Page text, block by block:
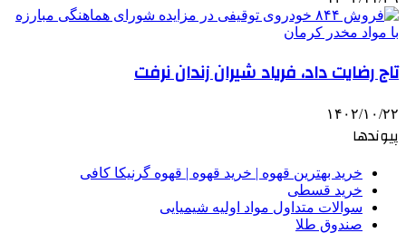
تاج رضایت داد، فریاد شیران زندان نرفت
۱۴۰۲/۱۰/۲۲
پیوندها
خرید بهترین قهوه | خرید قهوه | قهوه گرنیکا کافی
خرید قسطی
سوالات متداول مواد اولیه شیمیایی
صندوق طلا